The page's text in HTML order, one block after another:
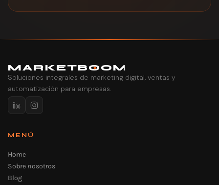
MARKETBOOM
Soluciones integrales de marketing digital, ventas y
automatización para empresas.
MENÚ
Home
Sobre nosotros
Blog